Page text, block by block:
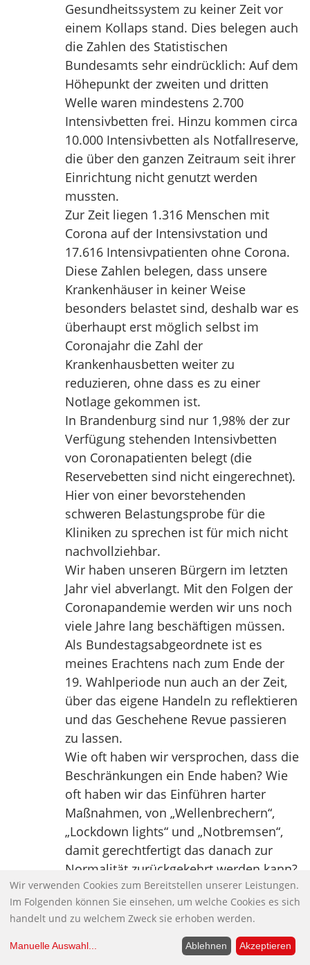
Gesundheitssystem zu keiner Zeit vor
einem Kollaps stand. Dies belegen auch
die Zahlen des Statistischen
Bundesamts sehr eindrücklich: Auf dem
Höhepunkt der zweiten und dritten
Welle waren mindestens 2.700
Intensivbetten frei. Hinzu kommen circa
10.000 Intensivbetten als Notfallreserve,
die über den ganzen Zeitraum seit ihrer
Einrichtung nicht genutzt werden
mussten.
Zur Zeit liegen 1.316 Menschen mit
Corona auf der Intensivstation und
17.616 Intensivpatienten ohne Corona.
Diese Zahlen belegen, dass unsere
Krankenhäuser in keiner Weise
besonders belastet sind, deshalb war es
überhaupt erst möglich selbst im
Coronajahr die Zahl der
Krankenhausbetten weiter zu
reduzieren, ohne dass es zu einer
Notlage gekommen ist.
In Brandenburg sind nur 1,98% der zur
Verfügung stehenden Intensivbetten
von Coronapatienten belegt (die
Reservebetten sind nicht eingerechnet).
Hier von einer bevorstehenden
schweren Belastungsprobe für die
Kliniken zu sprechen ist für mich nicht
nachvollziehbar.
Wir haben unseren Bürgern im letzten
Jahr viel abverlangt. Mit den Folgen der
Coronapandemie werden wir uns noch
viele Jahre lang beschäftigen müssen.
Als Bundestagsabgeordnete ist es
meines Erachtens nach zum Ende der
19. Wahlperiode nun auch an der Zeit,
über das eigene Handeln zu reflektieren
und das Geschehene Revue passieren
zu lassen.
Wie oft haben wir versprochen, dass die
Beschränkungen ein Ende haben? Wie
oft haben wir das Einführen harter
Maßnahmen, von „Wellenbrechern“,
„Lockdown lights“ und „Notbremsen“,
damit gerechtfertigt das danach zur
Normalität zurückgekehrt werden kann?
Wir haben versprochen, dass es keine
Impfplicht geben wird. Wir haben
versprochen, dass Kinder wieder ohne
Maske in die Schule gehen können. Wir
Wir verwenden Cookies zum Bereitstellen unserer Leistungen.
Im Folgenden können Sie einsehen, um welche Cookies es sich
handelt und zu welchem Zweck sie erhoben werden.
Manuelle Auswahl... Ablehnen Akzeptieren